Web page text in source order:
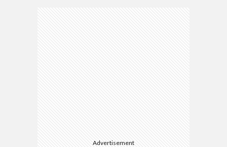
Advertisement